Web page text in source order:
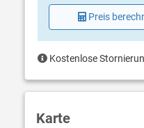
Tauchen
WindsurfenPreis
Kostenlose
Karte